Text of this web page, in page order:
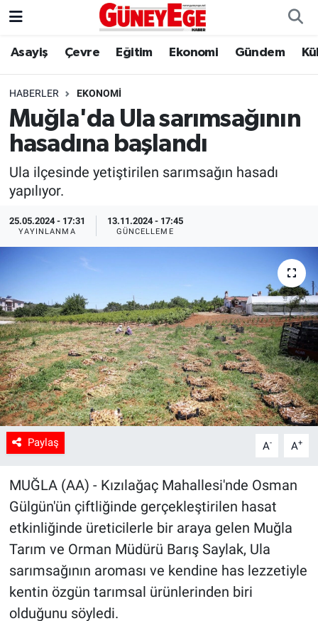
Asayiş Çevre Eğitim Ekonomi Gündem
HABERLER EKONOMI
Muğla'da Ula sarımsağının
hasadına başlandı
Ula ilçesinde yetiştirilen sarımsağın hasadı
yapılıyor.
25.05.2024 - 17:31
YAYINLANMA
13.11.2024 - 17:45
GÜNCELLEME
Paylaş A- A+
MUĞLA (AA) - Kızılağaç Mahallesi'nde Osman
Gülgün'ün çiftliğinde gerçekleştirilen hasat
etkinliğinde üreticilerle bir araya gelen Muğla
Tarım ve Orman Müdürü Barış Saylak, Ula
sarımsağının aroması ve kendine has lezzetiyle
kentin özgün tarımsal ürünlerinden biri
olduğunu söyledi.
Asayiş
Çevre
Eğitim
Ekonomi
Gündem
Kültür Sanat
Politika
Sağlık
Spor
Yaşam
Tarım
İstanbul Hava Durumu
İstanbul Trafik Yoğunluk Haritası
Süper Lig Puan Durumu ve Fikstür
Tüm Manşetler
Son Dakika Haberleri
Haber Arşivi